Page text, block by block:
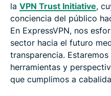
la VPN Trust Initiative,
conciencia del público
En ExpressVPN, nos
sector hacia el futuro
transparencia.
herramientas y
que cumplimos a